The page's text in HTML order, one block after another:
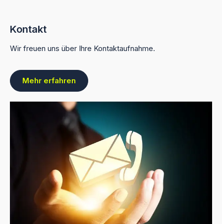
Kontakt
Wir freuen uns über Ihre Kontaktaufnahme.
Mehr erfahren